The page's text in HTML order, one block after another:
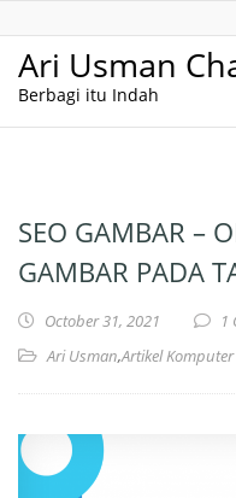
Ari Usman
Berbagi itu Indah
SEO GAMBAR –
GAMBAR PADA
October 31, 2021
1
Ari Usman,Artikel Komputer